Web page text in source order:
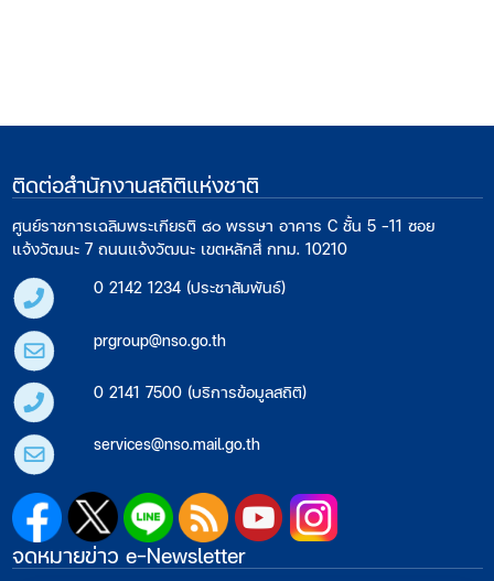
ติดต่อสำนักงานสถิติแห่งชาติ
ศูนย์ราชการเฉลิมพระเกียรติ ๘๐ พรรษา อาคาร C ชั้น 5 -11 ซอย
แจ้งวัฒนะ 7 ถนนแจ้งวัฒนะ เขตหลักสี่ กทม. 10210
0 2142 1234 (ประชาสัมพันธ์)
prgroup@nso.go.th
0 2141 7500 (บริการข้อมูลสถิติ)
services@nso.mail.go.th
จดหมายข่าว e-Newsletter